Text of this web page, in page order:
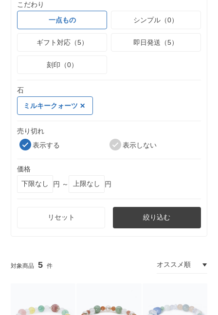
こだわり
一点もの
シンプル（0）
ギフト対応（5） 即日発送（5）
刻印（0）
石
ミルキークォーツ
売り切れ
表示する
表示しない
価格
円 ～
円
リセット 絞り込む
5